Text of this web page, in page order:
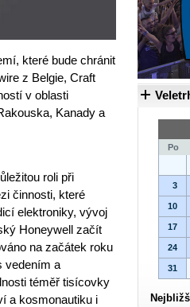
které bude chránit
z Belgie, Craft
v oblasti
Kanady a
roli při
činnosti, které
elektroniky, vývoj
Honeywell začít
na začátek roku
vedením a
téměř tisícovky
a kosmonautiku i
Po
3
10
17
24
31